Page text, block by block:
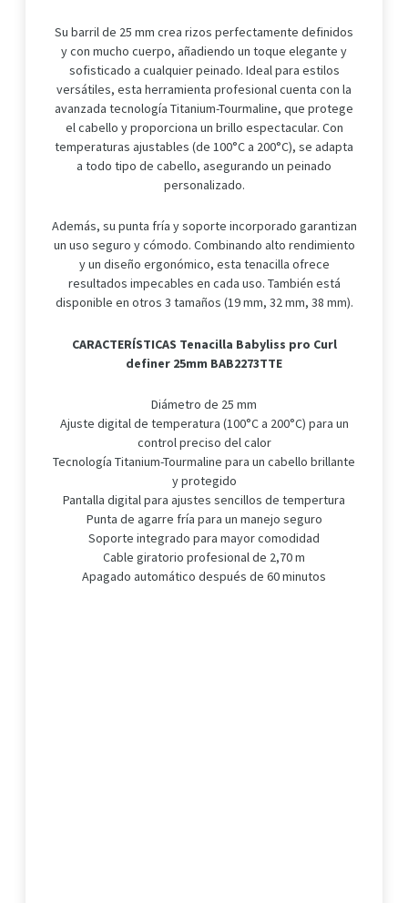
Su barril de 25 mm crea rizos perfectamente definidos
y con mucho cuerpo, añadiendo un toque elegante y
sofisticado a cualquier peinado. Ideal para estilos
versátiles, esta herramienta profesional cuenta con la
avanzada tecnología Titanium-Tourmaline, que protege
el cabello y proporciona un brillo espectacular. Con
temperaturas ajustables (de 100°C a 200°C), se adapta
a todo tipo de cabello, asegurando un peinado
personalizado.
Además, su punta fría y soporte incorporado garantizan
un uso seguro y cómodo. Combinando alto rendimiento
y un diseño ergonómico, esta tenacilla ofrece
resultados impecables en cada uso. También está
disponible en otros 3 tamaños (19 mm, 32 mm, 38 mm).
CARACTERÍSTICAS Tenacilla Babyliss pro Curl
definer 25mm BAB2273TTE
Diámetro de 25 mm
Ajuste digital de temperatura (100°C a 200°C) para un
control preciso del calor
Tecnología Titanium-Tourmaline para un cabello brillante
y protegido
Pantalla digital para ajustes sencillos de tempertura
Punta de agarre fría para un manejo seguro
Soporte integrado para mayor comodidad
Cable giratorio profesional de 2,70 m
Apagado automático después de 60 minutos